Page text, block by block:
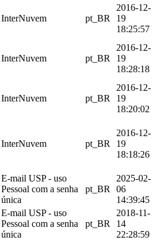
InterNuvem pt_BR
2016-12-
19
18:25:57
InterNuvem pt_BR
2016-12-
19
18:28:18
InterNuvem pt_BR
2016-12-
19
18:20:02
InterNuvem pt_BR
2016-12-
19
18:18:26
E-mail USP - uso
Pessoal com a senha
única
pt_BR
2025-02-
06
14:39:45
E-mail USP - uso
Pessoal com a senha
única
pt_BR
2018-11-
14
22:28:59